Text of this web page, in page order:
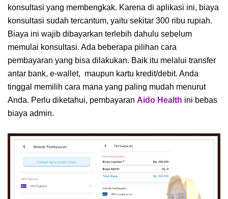
konsultasi yang membengkak. Karena di aplikasi ini, biaya
konsultasi sudah tercantum, yaitu sekitar 300 ribu rupiah.
Biaya ini wajib dibayarkan terlebih dahulu sebelum
memulai konsultasi. Ada beberapa pilihan cara
pembayaran yang bisa dilakukan. Baik itu melalui transfer
antar bank, e-wallet, maupun kartu kredit/debit. Anda
tinggal memilih cara mana yang paling mudah menurut
Anda. Perlu diketahui, pembayaran Aido Health ini bebas
biaya admin.